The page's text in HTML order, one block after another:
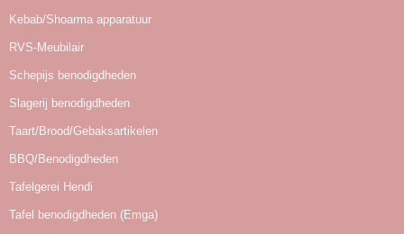
Kebab/Shoarma apparatuur
RVS-Meubilair
Schepijs benodigdheden
Slagerij benodigdheden
Taart/Brood/Gebaksartikelen
BBQ/Benodigdheden
Tafelgerei Hendi
Tafel benodigdheden (Emga)